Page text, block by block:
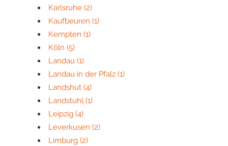
Karlsruhe (2)
Kaufbeuren (1)
Kempten (1)
Köln (5)
Landau (1)
Landau in der Pfalz (1)
Landshut (4)
Landstuhl (1)
Leipzig (4)
Leverkusen (2)
Limburg (2)